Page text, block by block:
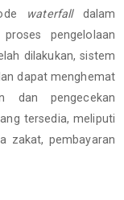
waterfalldalam
pengelolaan
dilakukan, sistem
dapat menghemat
dan pengecekan
tersedia, meliputi
zakat, pembayaran